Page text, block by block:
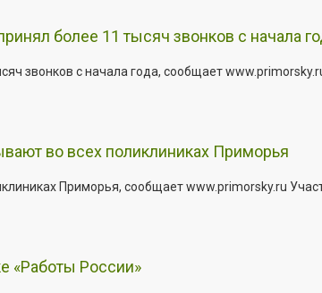
более 11 тысяч звонков с начала
звонков с начала года, сообщает
во всех поликлиниках Приморья
Приморья, сообщает www.primorsky.ru
«Работы России»